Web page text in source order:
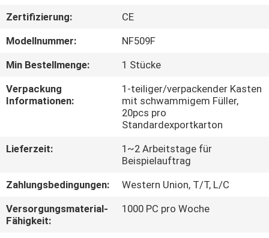
QUALITÄTSKONTROLLE
TRETEN
SIE
UNS
VERBINDUNG
NACHRICHTEN
Zertifizierung:
CE
Modellnummer:
NF509F
Min Bestellmenge:
1 Stücke
Verpackung
Informationen:
1-teiliger/verpackender Kasten
mit schwammigem Füller,
20pcs pro
Standardexportkarton
Lieferzeit:
1~2 Arbeitstage für
Beispielauftrag
Zahlungsbedingungen:
Western Union, T/T, L/C
Versorgungsmaterial-
Fähigkeit:
1000 PC pro Woche